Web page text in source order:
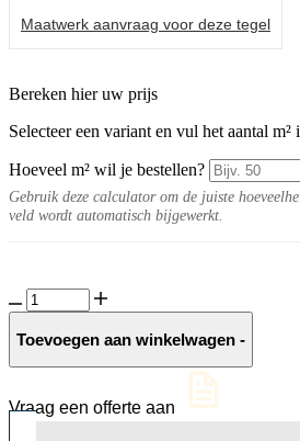
Maatwerk aanvraag voor deze tegel
Bereken hier uw prijs
Selecteer een variant en vul het aantal m²
Hoeveel m² wil je bestellen?
Gebruik deze calculator om de juiste
veld wordt automatisch bijgewerkt.
GeoCeramica®
Concreet
Silver
Toevoegen aan winkelwagen -
Vraag een offerte aan